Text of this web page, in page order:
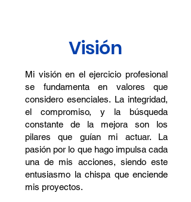
Visión
Mi visión en el ejercicio profesional
se fundamenta en valores que
considero esenciales. La integridad,
el compromiso, y la búsqueda
constante de la mejora son los
pilares que guían mi actuar. La
pasión por lo que hago impulsa cada
una de mis acciones, siendo este
entusiasmo la chispa que enciende
mis proyectos.